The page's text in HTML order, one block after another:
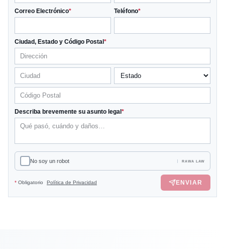
Correo Electrónico* Teléfono*
Ciudad, Estado y Código Postal *
Describa brevemente su asunto legal *
No soy un robot RAWA LAW
* Obligatorio Política de Privacidad ENVIAR